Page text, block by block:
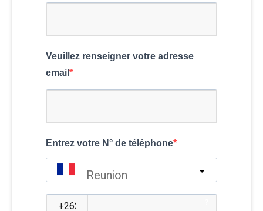
Veuillez renseigner votre adresse
email
Entrez votre N° de téléphone
Reunion